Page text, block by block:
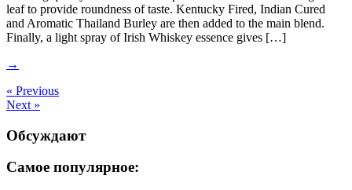
leaf to provide roundness of taste. Kentucky Fired, Indian Cured
and Aromatic Thailand Burley are then added to the main blend.
Finally, a light spray of Irish Whiskey essence gives […]
→
« Previous
Next »
Обсуждают
Самое популярное: